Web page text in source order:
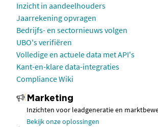
Inzicht in aandeelhouders
Jaarrekening opvragen
Bedrijfs- en sectornieuws volgen
UBO's verifiëren
Volledige en actuele data met API's
Kant-en-klare data-integraties
Compliance Wiki
Marketing
Inzichten voor leadgeneratie en
Bekijk onze oplossingen